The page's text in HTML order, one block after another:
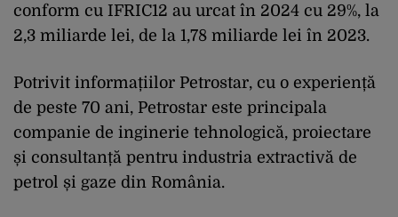
conform cu IFRIC12 au urcat în 2024 cu 29%, la
2,3 miliarde lei, de la 1,78 miliarde lei în 2023.
Potrivit informațiilor Petrostar, cu o experiență
de peste 70 ani, Petrostar este principala
companie de inginerie tehnologică, proiectare
și consultanță pentru industria extractivă de
petrol și gaze din România.